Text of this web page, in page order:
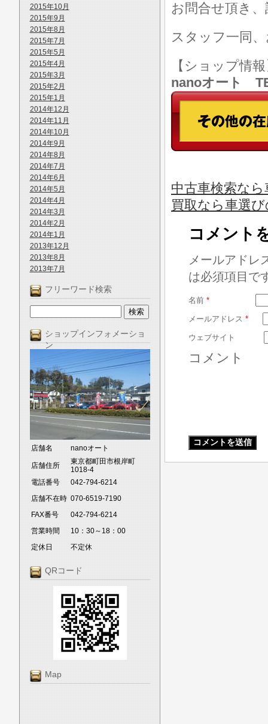
2015年10月
2015年9月
2015年8月
2015年7月
2015年5月
2015年4月
2015年3月
2015年2月
2015年1月
2014年12月
2014年11月
2014年10月
2014年9月
2014年8月
2014年7月
2014年6月
2014年5月
2014年4月
2014年3月
2014年2月
2014年1月
2013年12月
2013年8月
2013年7月
フリーワード検索
ショップインフォメーショ
ン
店舗名 nanoオート
店舗住所
東京都町田市根岸町
1018-4
電話番号
042-794-6214
店舗不在時 070-6519-7190
FAX番号
042-794-6214
営業時間
10：30～18：00
定休日
不定休
QRコード
Map
お問合せ頂き
スタッフ一同
【ショップ情
nanoオート
中古車検索な
買取なら車選
コメント
メールアドレ
は必須項目で
名前 *
メールアドレス *
ウェブサイト
コメント